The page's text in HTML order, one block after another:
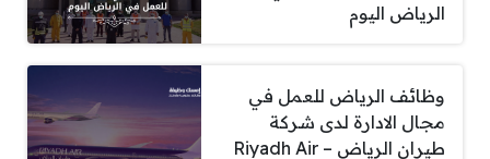
الرياض اليوم
وظائف الرياض للعمل في
مجال الادارة لدى شركة
طيران الرياض – Riyadh Air